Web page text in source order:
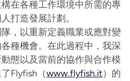
在各種工作環境中所需的專
打造發展計劃。
，以重新定義職業或應對變
種機會。在此過程中，我深
態以及當前的協作與合作模
Flyfish（www.flyfish.it）的